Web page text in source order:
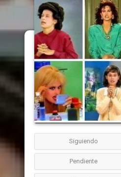
Siguiendo
Pendiente